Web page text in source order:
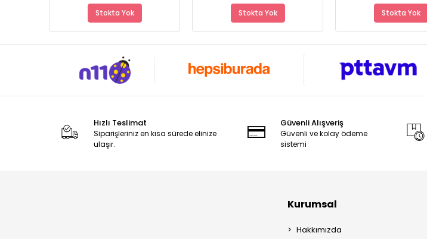
Stokta Yok Stokta Yok Stokta Yok
Hızlı Teslimat
Siparişleriniz en kısa sürede elinize
ulaşır.
Güvenli Alışveriş
Güvenli ve kolay ödeme
sistemi
Kurumsal
Hakkımızda